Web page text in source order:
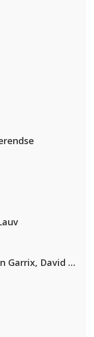
AFROJACK, Martin Garrix, David Guetta & Amél